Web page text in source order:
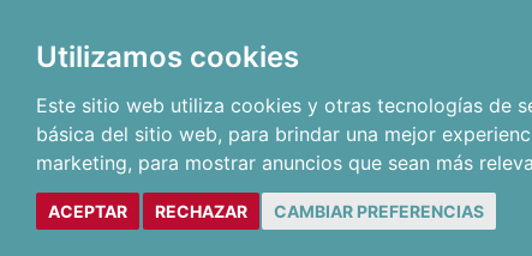
Utilizamos cookies
Este sitio web utiliza cookies y otras tecnologías de
básica del sitio web, para brindar una mejor
marketing, para mostrar anuncios que sean más
ACEPTAR RECHAZAR CAMBIAR PREFERENCIAS